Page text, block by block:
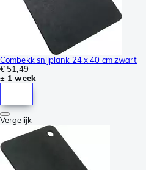
Combekk snijplank 24 x 40 cm zwart
€ 51,49
± 1 week
Vergelijk